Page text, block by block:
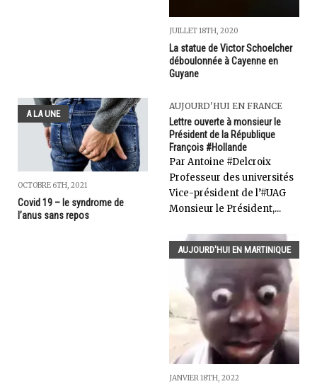
JUILLET 18TH, 2020
La statue de Victor Schoelcher
déboulonnée à Cayenne en
Guyane
A LA UNE
OCTOBRE 6TH, 2021
Covid 19 – le syndrome de
l’anus sans repos
AUJOURD'HUI EN FRANCE
Lettre ouverte à monsieur le
Président de la République
François #Hollande
Par Antoine #Delcroix
Professeur des universités
Vice-président de l’#UAG
Monsieur le Président,...
AUJOURD'HUI EN MARTINIQUE
JANVIER 18TH, 2022